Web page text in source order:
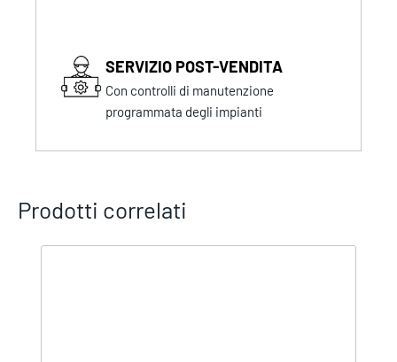
SERVIZIO POST-VENDITA
Con controlli di manutenzione
programmata degli impianti
Prodotti correlati